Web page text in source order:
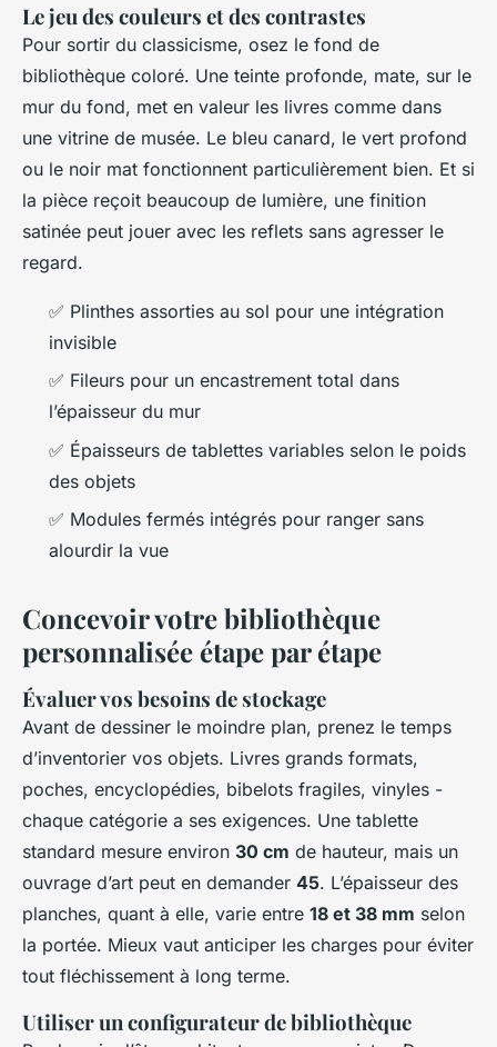
Le jeu des couleurs et des contrastes
Pour sortir du classicisme, osez le fond de
bibliothèque coloré. Une teinte profonde, mate, sur le
mur du fond, met en valeur les livres comme dans
une vitrine de musée. Le bleu canard, le vert profond
ou le noir mat fonctionnent particulièrement bien. Et si
la pièce reçoit beaucoup de lumière, une finition
satinée peut jouer avec les reflets sans agresser le
regard.
✅ Plinthes assorties au sol pour une intégration
invisible
✅ Fileurs pour un encastrement total dans
l’épaisseur du mur
✅ Épaisseurs de tablettes variables selon le poids
des objets
✅ Modules fermés intégrés pour ranger sans
alourdir la vue
Concevoir votre bibliothèque
personnalisée étape par étape
Évaluer vos besoins de stockage
Avant de dessiner le moindre plan, prenez le temps
d’inventorier vos objets. Livres grands formats,
poches, encyclopédies, bibelots fragiles, vinyles -
chaque catégorie a ses exigences. Une tablette
standard mesure environ 30 cm de hauteur, mais un
ouvrage d’art peut en demander 45. L’épaisseur des
planches, quant à elle, varie entre 18 et 38 mm selon
la portée. Mieux vaut anticiper les charges pour éviter
tout fléchissement à long terme.
Utiliser un configurateur de bibliothèque